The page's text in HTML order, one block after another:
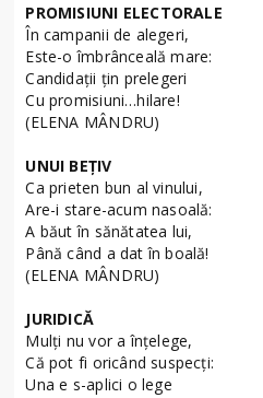
PROMISIUNI ELECTORALE
În campanii de alegeri,
Este-o îmbrânceală mare:
Candidaţii ţin prelegeri
Cu promisiuni…hilare!
(ELENA MÂNDRU)
UNUI BEŢIV
Ca prieten bun al vinului,
Are-i stare-acum nasoală:
A băut în sănătatea lui,
Până când a dat în boală!
(ELENA MÂNDRU)
JURIDICĂ
Mulţi nu vor a înţelege,
Că pot fi oricând suspecţi:
Una e s-aplici o lege